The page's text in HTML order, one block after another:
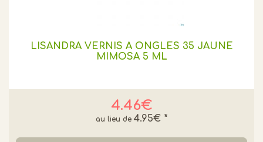
LISANDRA VERNIS A ONGLES 35 JAUNE
MIMOSA 5 ML
4.46€
4.95€ *